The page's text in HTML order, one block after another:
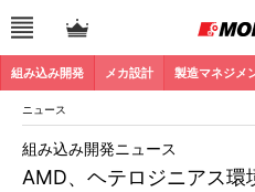
組み込み開発 メカ設計 製造マネジメ
ニュース
AMD、ヘテロジニアス環
組み込み開発ニュース